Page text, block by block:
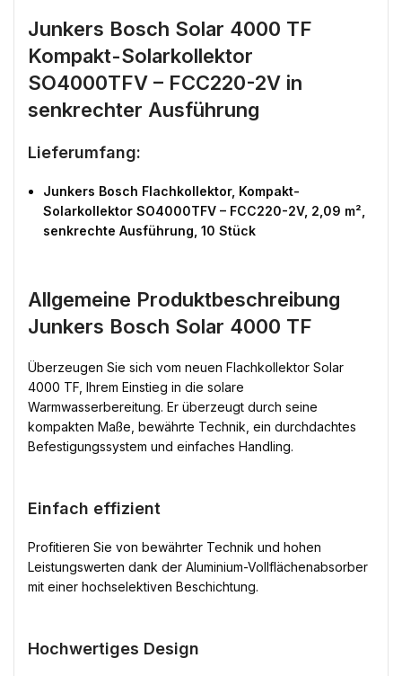
Junkers Bosch Solar 4000 TF
Kompakt-Solarkollektor
SO4000TFV – FCC220-2V in
senkrechter Ausführung
Lieferumfang:
Junkers Bosch Flachkollektor, Kompakt-
Solarkollektor SO4000TFV – FCC220-2V, 2,09 m²,
senkrechte Ausführung, 10 Stück
Allgemeine Produktbeschreibung
Junkers Bosch Solar 4000 TF
Überzeugen Sie sich vom neuen Flachkollektor Solar
4000 TF, Ihrem Einstieg in die solare
Warmwasserbereitung. Er überzeugt durch seine
kompakten Maße, bewährte Technik, ein durchdachtes
Befestigungssystem und einfaches Handling.
Einfach effizient
Profitieren Sie von bewährter Technik und hohen
Leistungswerten dank der Aluminium-Vollflächenabsorber
mit einer hochselektiven Beschichtung.
Hochwertiges Design